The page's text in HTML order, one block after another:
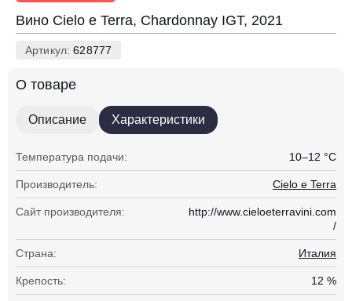
Вино Cielo e Terra, Chardonnay IGT, 2021
Артикул:628777
О товаре
Описание Характеристики
Температура подачи: 10–12 °С
Производитель: Cielo e Terra
Сайт производителя:
http://www.cieloeterravini.com
/
Страна: Италия
Крепость: 12 %